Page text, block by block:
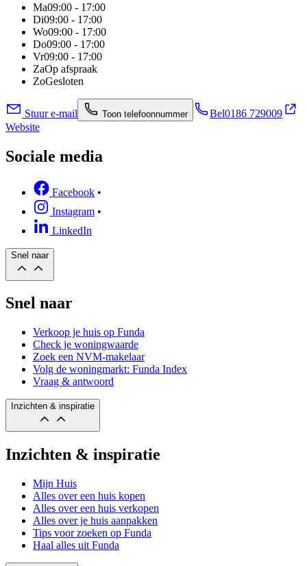
Ma09:00 - 17:00
Di09:00 - 17:00
Wo09:00 - 17:00
Do09:00 - 17:00
Vr09:00 - 17:00
ZaOp afspraak
ZoGesloten
Stuur e-mail Toon telefoonnummer Bel0186 729009
Website
Sociale media
Facebook •
Instagram •
LinkedIn
Snel naar
Snel naar
Verkoop je huis op Funda
Check je woningwaarde
Zoek een NVM-makelaar
Volg de woningmarkt: Funda Index
Vraag & antwoord
Inzichten & inspiratie
Inzichten & inspiratie
Mijn Huis
Alles over een huis kopen
Alles over een huis verkopen
Alles over je huis aanpakken
Tips voor zoeken op Funda
Haal alles uit Funda